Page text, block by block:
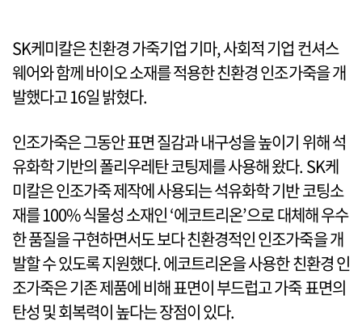
SK케미칼은 친환경 가죽기업 기마, 사회적 기업 컨셔스
웨어와 함께 바이오 소재를 적용한 친환경 인조가죽을 개
발했다고 16일 밝혔다.
인조가죽은 그동안 표면 질감과 내구성을 높이기 위해 석
유화학 기반의 폴리우레탄 코팅제를 사용해 왔다. SK케
미칼은 인조가죽 제작에 사용되는 석유화학 기반 코팅소
재를 100% 식물성 소재인 ‘에코트리온’으로 대체해 우수
한 품질을 구현하면서도 보다 친환경적인 인조가죽을 개
발할 수 있도록 지원했다. 에코트리온을 사용한 친환경 인
조가죽은 기존 제품에 비해 표면이 부드럽고 가죽 표면의
탄성 및 회복력이 높다는 장점이 있다.